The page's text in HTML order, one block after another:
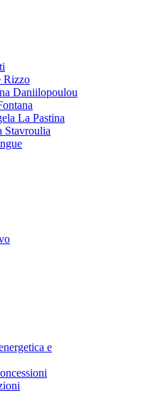
Rizzo
Daniilopoulou
La Pastina
Stavroulia
e